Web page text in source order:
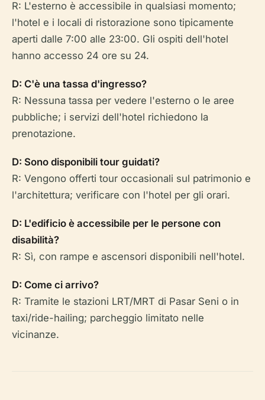
R: L'esterno è accessibile in qualsiasi momento;
l'hotel e i locali di ristorazione sono tipicamente
aperti dalle 7:00 alle 23:00. Gli ospiti dell'hotel
hanno accesso 24 ore su 24.
D: C'è una tassa d'ingresso?
R: Nessuna tassa per vedere l'esterno o le aree
pubbliche; i servizi dell'hotel richiedono la
prenotazione.
D: Sono disponibili tour guidati?
R: Vengono offerti tour occasionali sul patrimonio e
l'architettura; verificare con l'hotel per gli orari.
D: L'edificio è accessibile per le persone con
disabilità?
R: Sì, con rampe e ascensori disponibili nell'hotel.
D: Come ci arrivo?
R: Tramite le stazioni LRT/MRT di Pasar Seni o in
taxi/ride-hailing; parcheggio limitato nelle
vicinanze.